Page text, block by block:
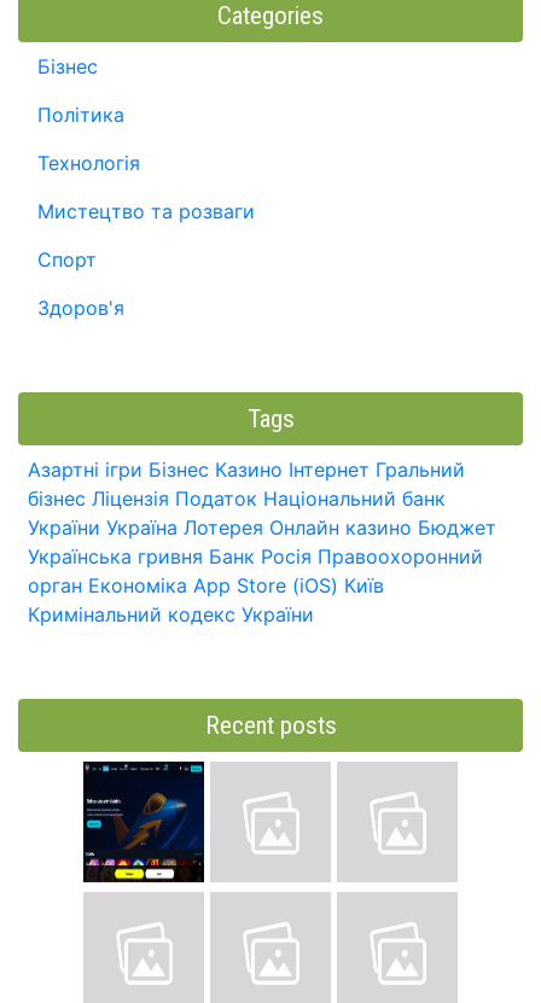
Categories
Бізнес
Політика
Технологія
Мистецтво та розваги
Спорт
Здоров'я
Tags
Азартні ігри Бізнес Казино Інтернет Гральний
бізнес Ліцензія Податок Національний банк
України Україна Лотерея Онлайн казино Бюджет
Українська гривня Банк Росія Правоохоронний
орган Економіка App Store (iOS) Київ
Кримінальний кодекс України
Recent posts